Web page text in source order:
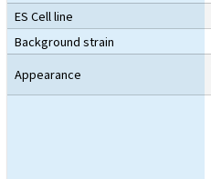
ES Cell line
Background strain
Appearance